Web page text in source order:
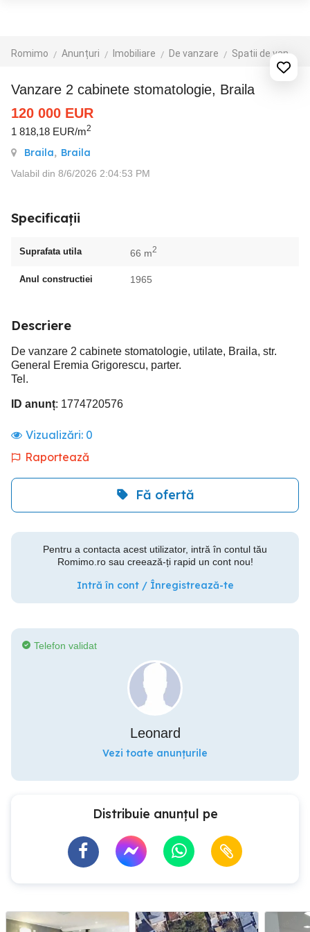
Romimo Anunțuri Imobiliare De vanzare Spatii de vanzare
Vanzare 2 cabinete stomatologie, Braila
120 000 EUR
1 818,18 EUR/m2
Braila, Braila
Valabil din 8/6/2026 2:04:53 PM
Specificații
Suprafata utila 66 m2
Anul constructiei 1965
Descriere
De vanzare 2 cabinete stomatologie, utilate, Braila, str.
General Eremia Grigorescu, parter.
Tel.
ID anunț: 1774720576
Vizualizări: 0
Raportează
Fă ofertă
Pentru a contacta acest utilizator, intră în contul tău
Romimo.ro sau creează-ți rapid un cont nou!
Intră în cont / Înregistrează-te
Telefon validat
Leonard
Vezi toate anunțurile
Distribuie anunțul pe